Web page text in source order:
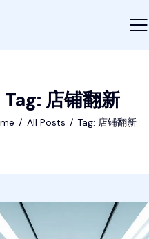
Tag: 店铺翻新
All Posts Tag: 店铺翻新